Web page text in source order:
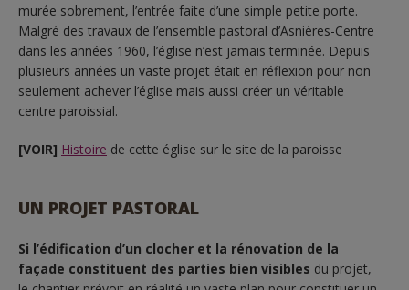
murée sobrement, l’entrée faite d’une simple petite porte.
Malgré des travaux de l’ensemble pastoral d’Asnières-Centre
dans les années 1960, l’église n’est jamais terminée. Depuis
plusieurs années un vaste projet était en réflexion pour non
seulement achever l’église mais aussi créer un véritable
centre paroissial.
[VOIR] Histoire de cette église sur le site de la paroisse
UN PROJET PASTORAL
Si l’édification d’un clocher et la rénovation de la
façade constituent des parties bien visibles du projet,